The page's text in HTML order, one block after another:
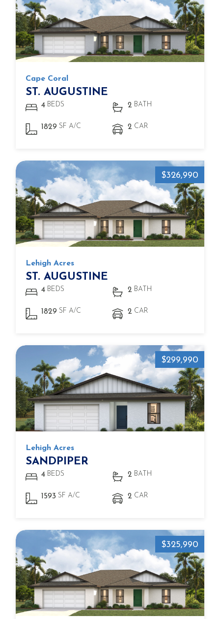
Cape Coral
ST. AUGUSTINE
4 BEDS 2 BATH
1829 SF A/C 2 CAR
$326,990
Lehigh Acres
ST. AUGUSTINE
4 BEDS 2 BATH
1829 SF A/C 2 CAR
$299,990
Lehigh Acres
SANDPIPER
4 BEDS 2 BATH
1593 SF A/C 2 CAR
$325,990